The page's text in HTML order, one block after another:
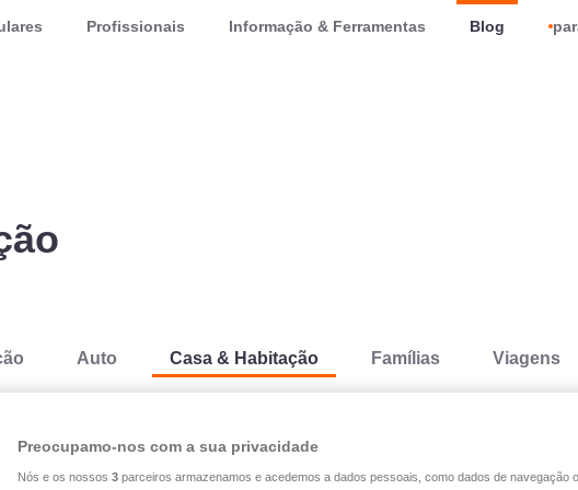
Profissionais Informação & Ferramentas Blog
Auto Casa & Habitação Famílias Viagens
Preocupamo-nos com a sua privacidade
Nós e os nossos 3 parceiros armazenamos e acedemos a dados pessoais, como dados de navegação